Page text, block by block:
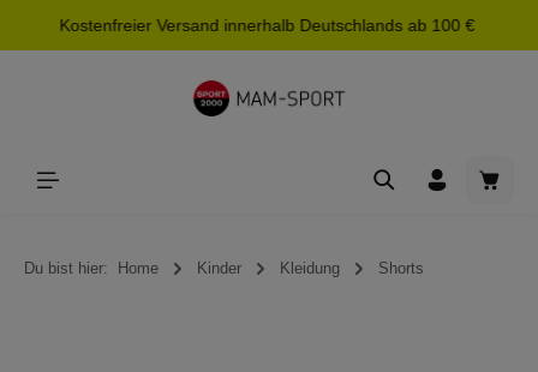
springen
Kostenfreier Versand innerhalb Deutschlands ab 100 €
Du bist hier: Home Kinder Kleidung Shorts